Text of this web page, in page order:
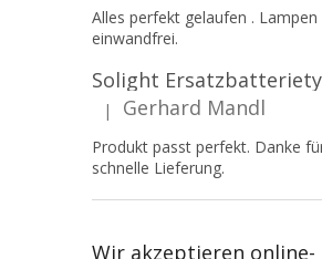
Alles perfekt gelaufen . Lampen
einwandfrei.
Die Produktbewertung beträgt 5
| Gerhard Mandl
Produkt passt perfekt. Danke
schnelle Lieferung.
Wir akzeptieren online-